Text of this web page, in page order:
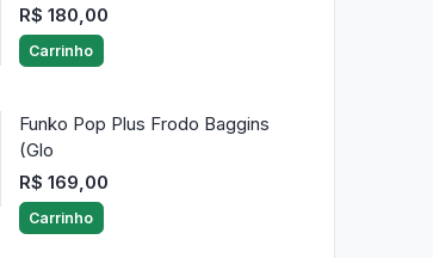
R$ 180,00
Carrinho
Funko Pop Plus Frodo Baggins
(Glo
R$ 169,00
Carrinho